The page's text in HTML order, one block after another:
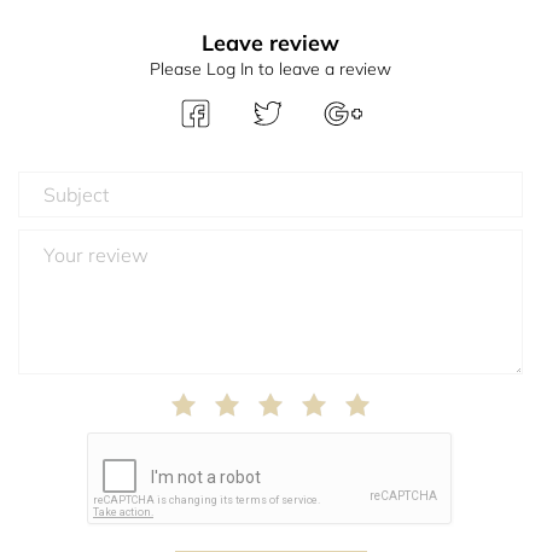
Leave review
Please Log In to leave a review